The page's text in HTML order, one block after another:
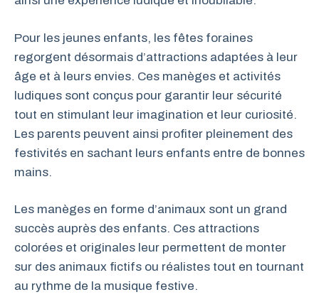
Pour les jeunes enfants, les fêtes foraines
regorgent désormais d’attractions adaptées à leur
âge et à leurs envies. Ces manèges et activités
ludiques sont conçus pour garantir leur sécurité
tout en stimulant leur imagination et leur curiosité.
Les parents peuvent ainsi profiter pleinement des
festivités en sachant leurs enfants entre de bonnes
mains.
Les manèges en forme d’animaux sont un grand
succès auprès des enfants. Ces attractions
colorées et originales leur permettent de monter
sur des animaux fictifs ou réalistes tout en tournant
au rythme de la musique festive.